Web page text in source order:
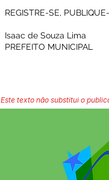
REGISTRE-SE,
Isaac de Souza Lima
PREFEITO MUNICIPAL
Este texto não substitui o